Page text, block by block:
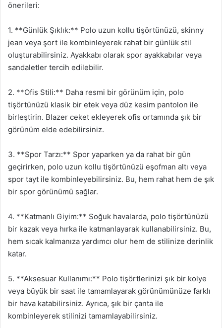
önerileri:
1. **Günlük Şıklık:** Polo uzun kollu tişörtünüzü, skinny
jean veya şort ile kombinleyerek rahat bir günlük stil
oluşturabilirsiniz. Ayakkabı olarak spor ayakkabılar veya
sandaletler tercih edilebilir.
2. **Ofis Stili:** Daha resmi bir görünüm için, polo
tişörtünüzü klasik bir etek veya düz kesim pantolon ile
birleştirin. Blazer ceket ekleyerek ofis ortamında şık bir
görünüm elde edebilirsiniz.
3. **Spor Tarzı:** Spor yaparken ya da rahat bir gün
geçirirken, polo uzun kollu tişörtünüzü eşofman altı veya
spor tayt ile kombinleyebilirsiniz. Bu, hem rahat hem de şık
bir spor görünümü sağlar.
4. **Katmanlı Giyim:** Soğuk havalarda, polo tişörtünüzü
bir kazak veya hırka ile katmanlayarak kullanabilirsiniz. Bu,
hem sıcak kalmanıza yardımcı olur hem de stilinize derinlik
katar.
5. **Aksesuar Kullanımı:** Polo tişörtlerinizi şık bir kolye
veya büyük bir saat ile tamamlayarak görünümünüze farklı
bir hava katabilirsiniz. Ayrıca, şık bir çanta ile
kombinleyerek stilinizi tamamlayabilirsiniz.